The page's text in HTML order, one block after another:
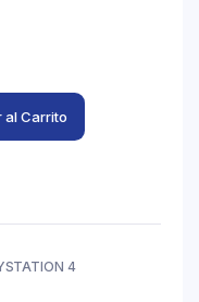
al Carrito
4